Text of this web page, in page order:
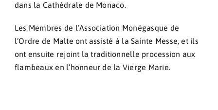
dans la Cathédrale de Monaco.
Les Membres de l’Association Monégasque de
l’Ordre de Malte ont assisté à la Sainte Messe, et ils
ont ensuite rejoint la traditionnelle procession aux
flambeaux en l’honneur de la Vierge Marie.